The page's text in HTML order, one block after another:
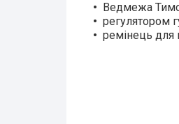
Ведмежа
регулятором
ремінець для